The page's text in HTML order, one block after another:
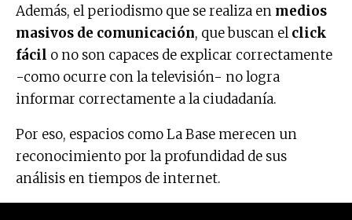
Además, el periodismo que se realiza en medios
masivos de comunicación, que buscan elclick
fácil o no son capaces de explicar correctamente
-como ocurre con la televisión- no logra
informar correctamente a la ciudadanía.
Por eso, espacios como La Base merecen un
reconocimiento por la profundidad de sus
análisis en tiempos de internet.